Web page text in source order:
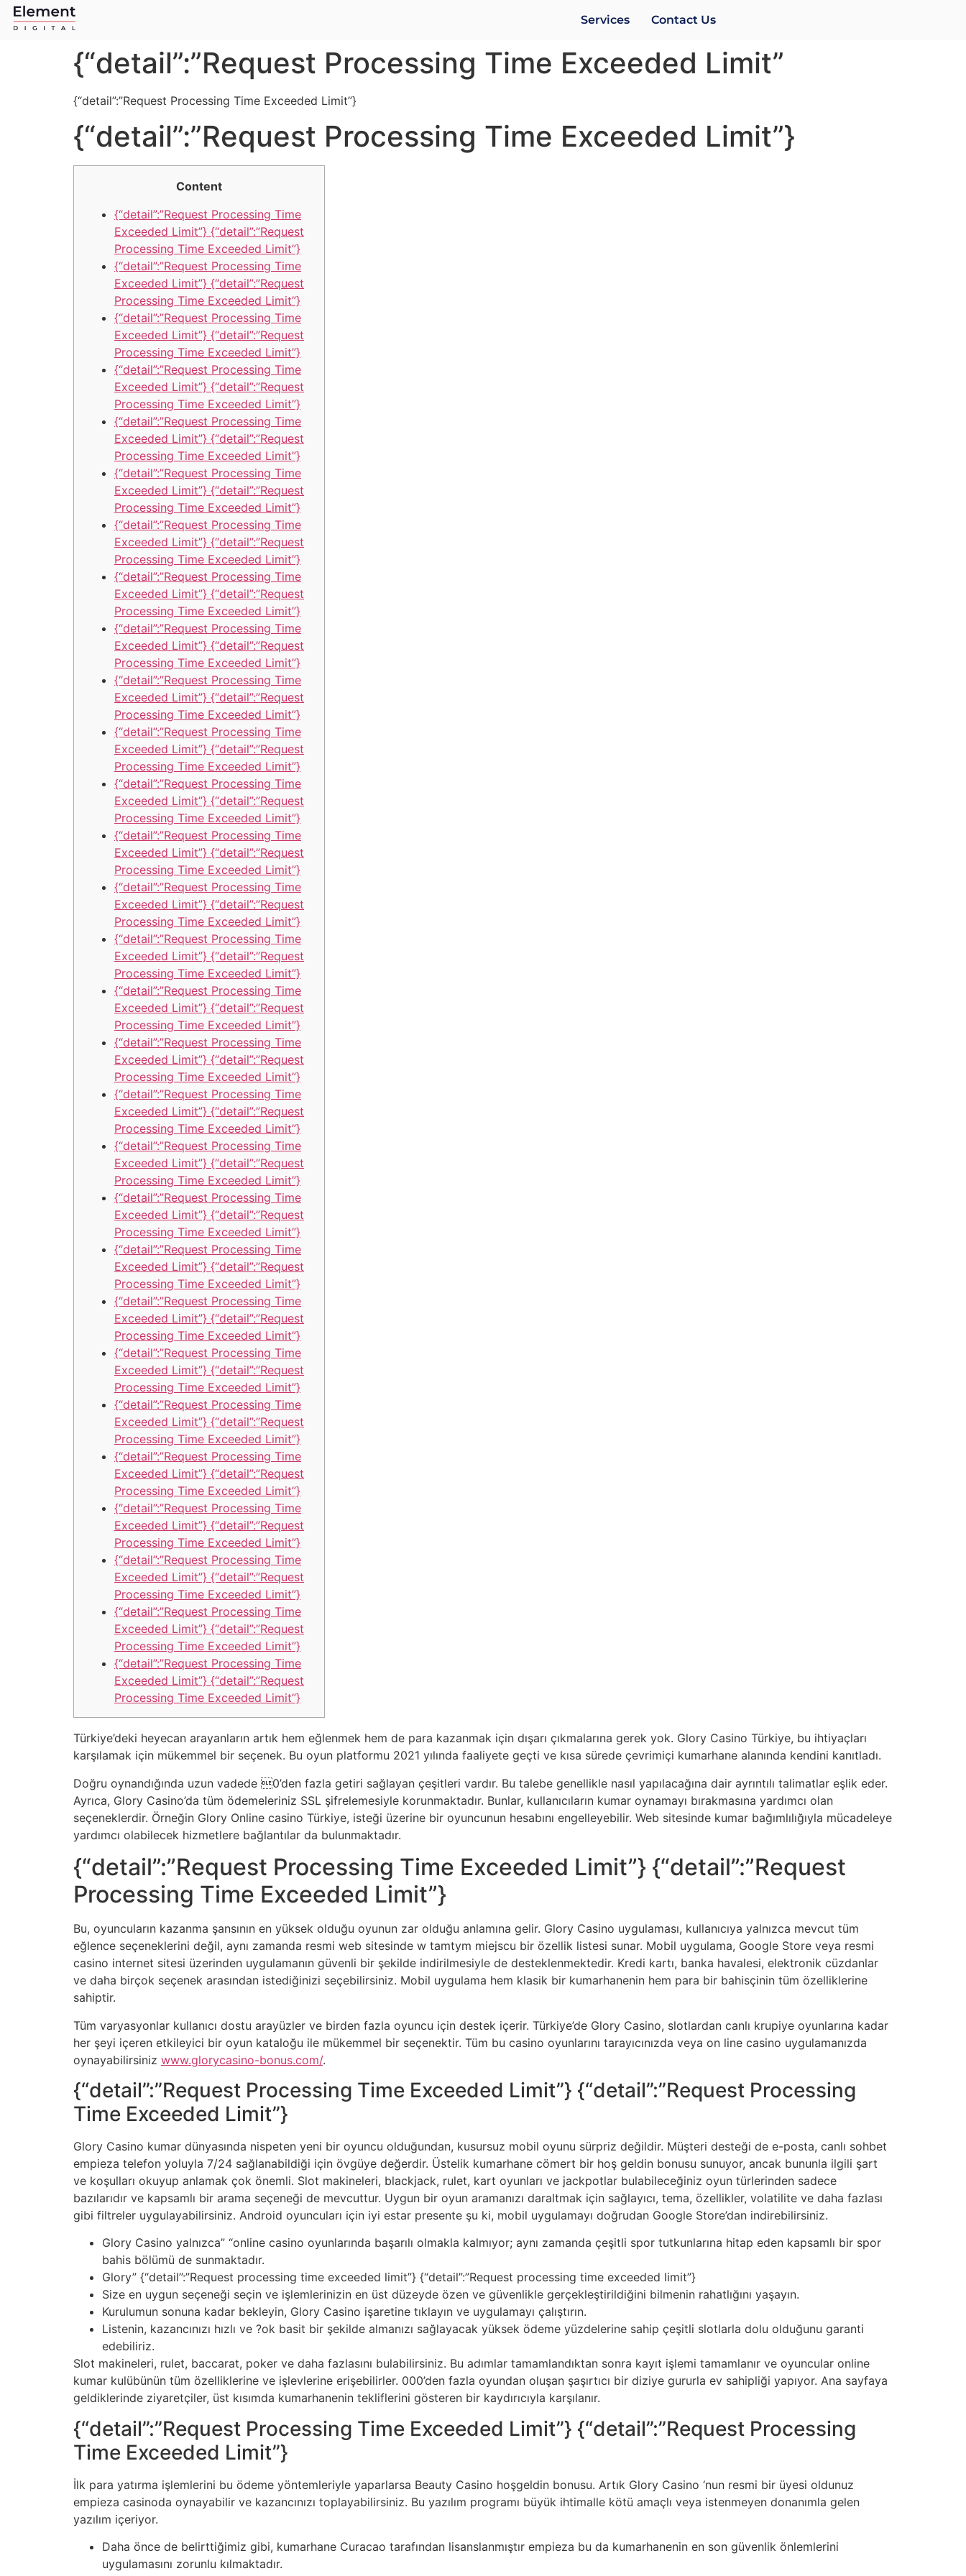
Services Contact Us
{“detail”:”Request Processing Time Exceeded Limit”
{“detail”:”Request Processing Time Exceeded Limit”}
{“detail”:”Request Processing Time Exceeded Limit”}
Content
{“detail”:”Request Processing Time
Exceeded Limit”} {“detail”:”Request
Processing Time Exceeded Limit”}
{“detail”:”Request Processing Time
Exceeded Limit”} {“detail”:”Request
Processing Time Exceeded Limit”}
{“detail”:”Request Processing Time
Exceeded Limit”} {“detail”:”Request
Processing Time Exceeded Limit”}
{“detail”:”Request Processing Time
Exceeded Limit”} {“detail”:”Request
Processing Time Exceeded Limit”}
{“detail”:”Request Processing Time
Exceeded Limit”} {“detail”:”Request
Processing Time Exceeded Limit”}
{“detail”:”Request Processing Time
Exceeded Limit”} {“detail”:”Request
Processing Time Exceeded Limit”}
{“detail”:”Request Processing Time
Exceeded Limit”} {“detail”:”Request
Processing Time Exceeded Limit”}
{“detail”:”Request Processing Time
Exceeded Limit”} {“detail”:”Request
Processing Time Exceeded Limit”}
{“detail”:”Request Processing Time
Exceeded Limit”} {“detail”:”Request
Processing Time Exceeded Limit”}
{“detail”:”Request Processing Time
Exceeded Limit”} {“detail”:”Request
Processing Time Exceeded Limit”}
{“detail”:”Request Processing Time
Exceeded Limit”} {“detail”:”Request
Processing Time Exceeded Limit”}
{“detail”:”Request Processing Time
Exceeded Limit”} {“detail”:”Request
Processing Time Exceeded Limit”}
{“detail”:”Request Processing Time
Exceeded Limit”} {“detail”:”Request
Processing Time Exceeded Limit”}
{“detail”:”Request Processing Time
Exceeded Limit”} {“detail”:”Request
Processing Time Exceeded Limit”}
{“detail”:”Request Processing Time
Exceeded Limit”} {“detail”:”Request
Processing Time Exceeded Limit”}
{“detail”:”Request Processing Time
Exceeded Limit”} {“detail”:”Request
Processing Time Exceeded Limit”}
{“detail”:”Request Processing Time
Exceeded Limit”} {“detail”:”Request
Processing Time Exceeded Limit”}
{“detail”:”Request Processing Time
Exceeded Limit”} {“detail”:”Request
Processing Time Exceeded Limit”}
{“detail”:”Request Processing Time
Exceeded Limit”} {“detail”:”Request
Processing Time Exceeded Limit”}
{“detail”:”Request Processing Time
Exceeded Limit”} {“detail”:”Request
Processing Time Exceeded Limit”}
{“detail”:”Request Processing Time
Exceeded Limit”} {“detail”:”Request
Processing Time Exceeded Limit”}
{“detail”:”Request Processing Time
Exceeded Limit”} {“detail”:”Request
Processing Time Exceeded Limit”}
{“detail”:”Request Processing Time
Exceeded Limit”} {“detail”:”Request
Processing Time Exceeded Limit”}
{“detail”:”Request Processing Time
Exceeded Limit”} {“detail”:”Request
Processing Time Exceeded Limit”}
{“detail”:”Request Processing Time
Exceeded Limit”} {“detail”:”Request
Processing Time Exceeded Limit”}
{“detail”:”Request Processing Time
Exceeded Limit”} {“detail”:”Request
Processing Time Exceeded Limit”}
{“detail”:”Request Processing Time
Exceeded Limit”} {“detail”:”Request
Processing Time Exceeded Limit”}
{“detail”:”Request Processing Time
Exceeded Limit”} {“detail”:”Request
Processing Time Exceeded Limit”}
{“detail”:”Request Processing Time
Exceeded Limit”} {“detail”:”Request
Processing Time Exceeded Limit”}
Türkiye’deki heyecan arayanların artık hem eğlenmek hem de para kazanmak için dışarı çıkmalarına gerek yok. Glory Casino Türkiye, bu ihtiyaçları
karşılamak için mükemmel bir seçenek. Bu oyun platformu 2021 yılında faaliyete geçti ve kısa sürede çevrimiçi kumarhane alanında kendini kanıtladı.
Doğru oynandığında uzun vadede 0’den fazla getiri sağlayan çeşitleri vardır. Bu talebe genellikle nasıl yapılacağına dair ayrıntılı talimatlar eşlik eder.
Ayrıca, Glory Casino’da tüm ödemeleriniz SSL şifrelemesiyle korunmaktadır. Bunlar, kullanıcıların kumar oynamayı bırakmasına yardımcı olan
seçeneklerdir. Örneğin Glory Online casino Türkiye, isteği üzerine bir oyuncunun hesabını engelleyebilir. Web sitesinde kumar bağımlılığıyla mücadeleye
yardımcı olabilecek hizmetlere bağlantılar da bulunmaktadır.
{“detail”:”Request Processing Time Exceeded Limit”} {“detail”:”Request
Processing Time Exceeded Limit”}
Bu, oyuncuların kazanma şansının en yüksek olduğu oyunun zar olduğu anlamına gelir. Glory Casino uygulaması, kullanıcıya yalnızca mevcut tüm
eğlence seçeneklerini değil, aynı zamanda resmi web sitesinde w tamtym miejscu bir özellik listesi sunar. Mobil uygulama, Google Store veya resmi
casino internet sitesi üzerinden uygulamanın güvenli bir şekilde indirilmesiyle de desteklenmektedir. Kredi kartı, banka havalesi, elektronik cüzdanlar
ve daha birçok seçenek arasından istediğinizi seçebilirsiniz. Mobil uygulama hem klasik bir kumarhanenin hem para bir bahisçinin tüm özelliklerine
sahiptir.
Tüm varyasyonlar kullanıcı dostu arayüzler ve birden fazla oyuncu için destek içerir. Türkiye’de Glory Casino, slotlardan canlı krupiye oyunlarına kadar
her şeyi içeren etkileyici bir oyun kataloğu ile mükemmel bir seçenektir. Tüm bu casino oyunlarını tarayıcınızda veya on line casino uygulamanızda
oynayabilirsiniz www.glorycasino-bonus.com/.
{“detail”:”Request Processing Time Exceeded Limit”} {“detail”:”Request Processing
Time Exceeded Limit”}
Glory Casino kumar dünyasında nispeten yeni bir oyuncu olduğundan, kusursuz mobil oyunu sürpriz değildir. Müşteri desteği de e-posta, canlı sohbet
empieza telefon yoluyla 7/24 sağlanabildiği için övgüye değerdir. Üstelik kumarhane cömert bir hoş geldin bonusu sunuyor, ancak bununla ilgili şart
ve koşulları okuyup anlamak çok önemli. Slot makineleri, blackjack, rulet, kart oyunları ve jackpotlar bulabileceğiniz oyun türlerinden sadece
bazılarıdır ve kapsamlı bir arama seçeneği de mevcuttur. Uygun bir oyun aramanızı daraltmak için sağlayıcı, tema, özellikler, volatilite ve daha fazlası
gibi filtreler uygulayabilirsiniz. Android oyuncuları için iyi estar presente şu ki, mobil uygulamayı doğrudan Google Store’dan indirebilirsiniz.
Glory Casino yalnızca” “online casino oyunlarında başarılı olmakla kalmıyor; aynı zamanda çeşitli spor tutkunlarına hitap eden kapsamlı bir spor
bahis bölümü de sunmaktadır.
Glory” {“detail”:”Request processing time exceeded limit”} {“detail”:”Request processing time exceeded limit”}
Size en uygun seçeneği seçin ve işlemlerinizin en üst düzeyde özen ve güvenlikle gerçekleştirildiğini bilmenin rahatlığını yaşayın.
Kurulumun sonuna kadar bekleyin, Glory Casino işaretine tıklayın ve uygulamayı çalıştırın.
Listenin, kazancınızı hızlı ve ?ok basit bir şekilde almanızı sağlayacak yüksek ödeme yüzdelerine sahip çeşitli slotlarla dolu olduğunu garanti
edebiliriz.
Slot makineleri, rulet, baccarat, poker ve daha fazlasını bulabilirsiniz. Bu adımlar tamamlandıktan sonra kayıt işlemi tamamlanır ve oyuncular online
kumar kulübünün tüm özelliklerine ve işlevlerine erişebilirler. 000’den fazla oyundan oluşan şaşırtıcı bir diziye gururla ev sahipliği yapıyor. Ana sayfaya
geldiklerinde ziyaretçiler, üst kısımda kumarhanenin tekliflerini gösteren bir kaydırıcıyla karşılanır.
{“detail”:”Request Processing Time Exceeded Limit”} {“detail”:”Request Processing
Time Exceeded Limit”}
İlk para yatırma işlemlerini bu ödeme yöntemleriyle yaparlarsa Beauty Casino hoşgeldin bonusu. Artık Glory Casino ‘nun resmi bir üyesi oldunuz
empieza casinoda oynayabilir ve kazancınızı toplayabilirsiniz. Bu yazılım programı büyük ihtimalle kötü amaçlı veya istenmeyen donanımla gelen
yazılım içeriyor.
Daha önce de belirttiğimiz gibi, kumarhane Curacao tarafından lisanslanmıştır empieza bu da kumarhanenin en son güvenlik önlemlerini
uygulamasını zorunlu kılmaktadır.